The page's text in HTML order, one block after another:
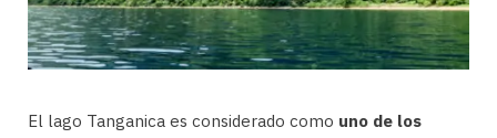
El lago Tanganica es considerado como uno de los